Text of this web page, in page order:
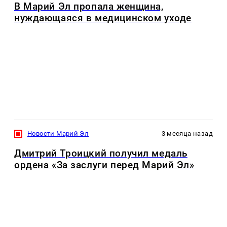
В Марий Эл пропала женщина,
нуждающаяся в медицинском уходе
Новости Марий Эл 3 месяца назад
Дмитрий Троицкий получил медаль
ордена «За заслуги перед Марий Эл»